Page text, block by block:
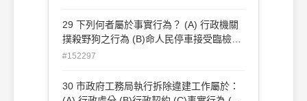
29 下列何者屬於事實行為？ (A) 行政機關
撲殺野狗之行為 (B)命人民停車接受臨檢
(C)紅綠燈交通號誌 (D)命人民拆除違章建
#152297
30 市政府工務局執行拆除違建工作屬於：